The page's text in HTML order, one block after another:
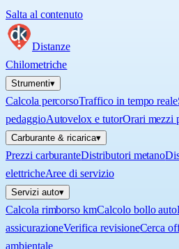
Salta al contenuto
Distanze
Chilometriche
Strumenti▾
Calcola percorsoTraffico in tempo reale
pedaggioAutovelox e tutorOrari mezzi
Carburante & ricarica▾
Prezzi carburanteDistributori metano
elettricheAree di servizio
Servizi auto▾
Calcola rimborso kmCalcolo bollo auto
assicurazioneVerifica revisioneCerca
ambientale